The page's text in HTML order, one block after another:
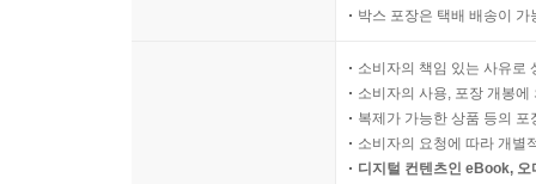
박스 포장은 택배 배송이
소비자의 책임 있는 사유로
소비자의 사용, 포장 개봉
복제가 가능한 상품 등의
소비자의 요청에 따라 개별
디지털 컨텐츠인 eBook,